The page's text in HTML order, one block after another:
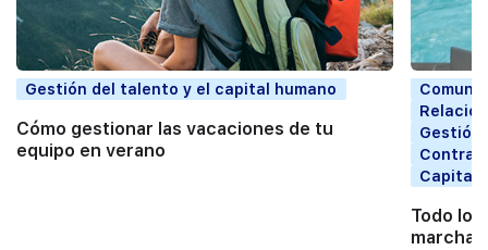
Gestión del talento y el capital humano
Cómo gestionar las vacaciones de tu
equipo en verano
Gestión
Capital
Todo lo